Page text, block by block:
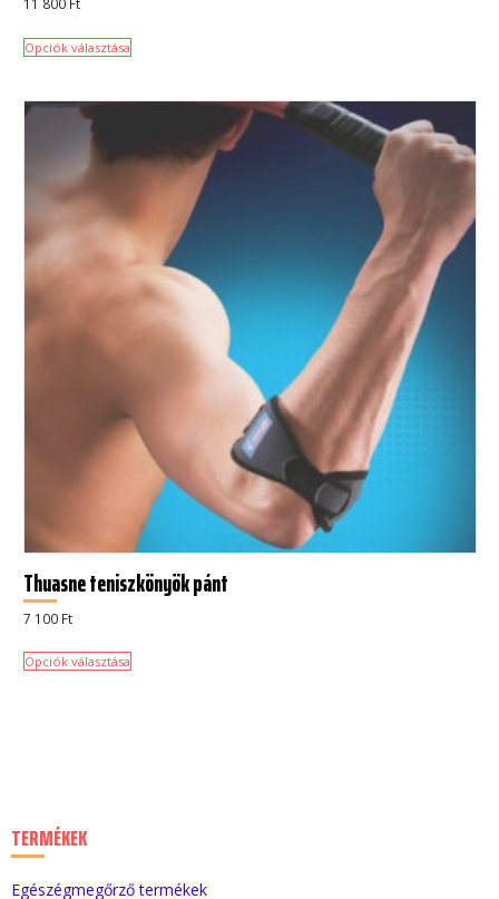
11 800 Ft
Opciók választása
Thuasne teniszkönyök pánt
7 100 Ft
Opciók választása
TERMÉKEK
Egészégmegőrző termékek